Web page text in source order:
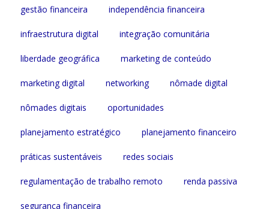
gestão financeira independência financeira
infraestrutura digital integração comunitária
liberdade geográfica marketing de conteúdo
marketing digital networking nômade digital
nômades digitais oportunidades
planejamento estratégico planejamento financeiro
práticas sustentáveis redes sociais
regulamentação de trabalho remoto renda passiva
segurança financeira